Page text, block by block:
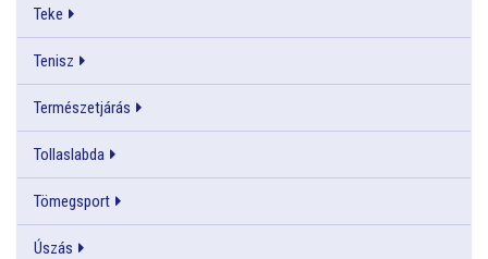
Teke
Tenisz
Természetjárás
Tollaslabda
Tömegsport
Úszás